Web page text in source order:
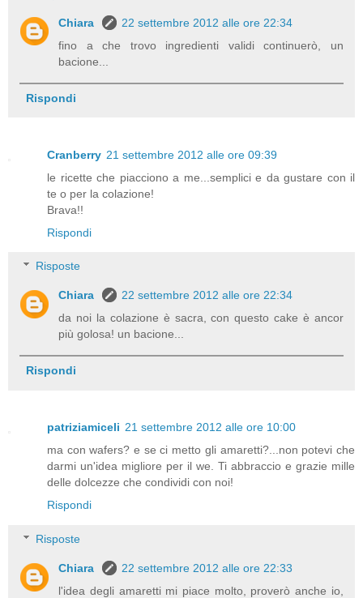
Chiara
22 settembre 2012 alle ore 22:34
fino a che trovo ingredienti validi continuerò, un
bacione...
Rispondi
Cranberry 21 settembre 2012 alle ore 09:39
le ricette che piacciono a me...semplici e da gustare con il
te o per la colazione!
Brava!!
Rispondi
Risposte
Chiara
22 settembre 2012 alle ore 22:34
da noi la colazione è sacra, con questo cake è ancor
più golosa! un bacione...
Rispondi
patriziamiceli 21 settembre 2012 alle ore 10:00
ma con wafers? e se ci metto gli amaretti?...non potevi che
darmi un'idea migliore per il we. Ti abbraccio e grazie mille
delle dolcezze che condividi con noi!
Rispondi
Risposte
Chiara
22 settembre 2012 alle ore 22:33
l'idea degli amaretti mi piace molto, proverò anche io,